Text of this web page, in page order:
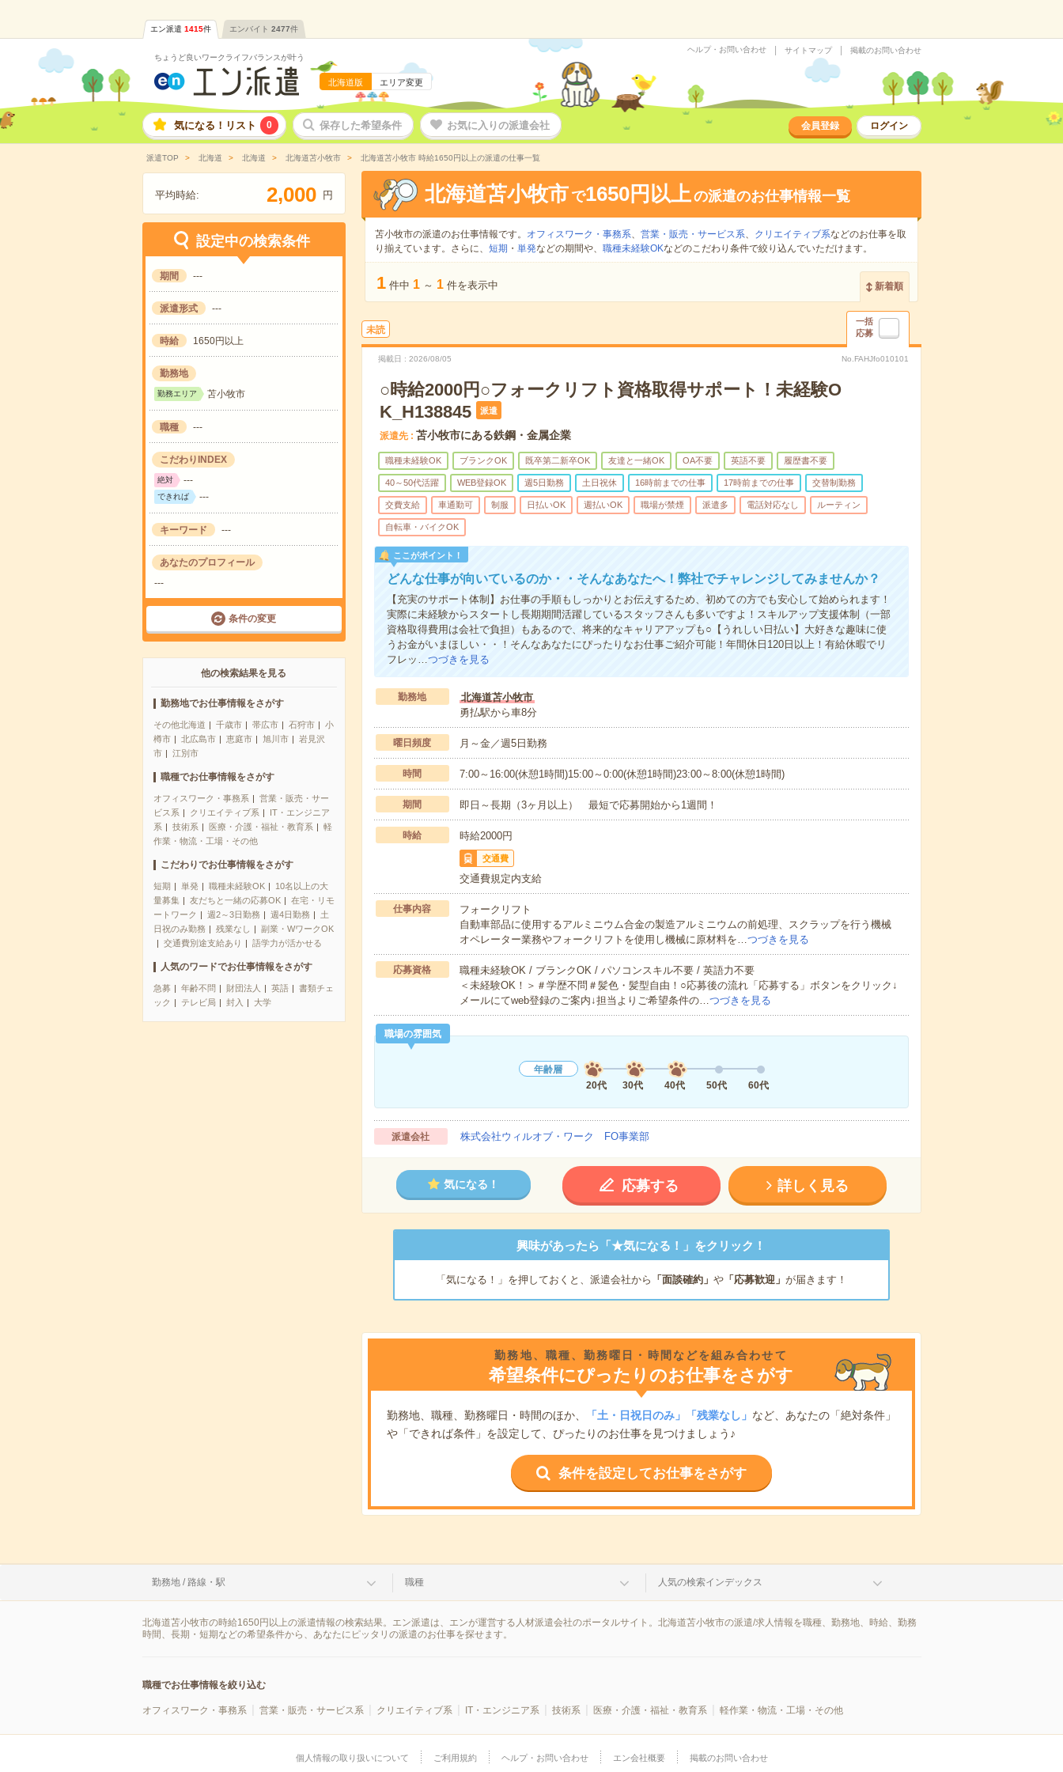
エン派遣 1415件 エンバイト 2477件
ちょうど良いワークライフバランスが叶う
北海道版 エリア変更
ヘルプ・お問い合わせ サイトマップ 掲載のお問い合わせ
気になる！リスト 0 保存した希望条件 お気に入りの派遣会社 会員登録 ログイン
派遣TOP 北海道 北海道 北海道苫小牧市 北海道苫小牧市 時給1650円以上の派遣の仕事一覧
平均時給: 2,000 円
設定中の検索条件
期間 ---
派遣形式 ---
時給 1650円以上
勤務地
勤務エリア 苫小牧市
職種 ---
こだわりINDEX
絶対 ---
できれば ---
キーワード ---
あなたのプロフィール
---
条件の変更
他の検索結果を見る
勤務地でお仕事情報をさがす
その他北海道 千歳市 帯広市 石狩市
小
樽市
北広島市 恵庭市 旭川市
岩見沢
市
江別市
職種でお仕事情報をさがす
オフィスワーク・事務系
営業・販売・サー
ビス系
クリエイティブ系
IT・エンジニア
系
技術系 医療・介護・福祉・教育系
軽
作業・物流・工場・その他
こだわりでお仕事情報をさがす
短期 単発 職種未経験OK
10名以上の大
量募集
友だちと一緒の応募OK
在宅・リモ
ートワーク
週2～3日勤務 週4日勤務
土
日祝のみ勤務
残業なし
副業・WワークOK
交通費別途支給あり
語学力が活かせる
人気のワードでお仕事情報をさがす
急募 年齢不問 財団法人 英語
書類チェ
ック
テレビ局 封入 大学
北海道苫小牧市 で1650円以上の派遣のお仕事情報一覧
苫小牧市の派遣のお仕事情報です。 オフィスワーク・事務系、 営業・販売・サービス系、 クリエイティブ系などのお仕事を取
り揃えています。さらに、 短期 ・ 単発などの期間や、 職種未経験OKなどのこだわり条件で絞り込んでいただけます。
1 件中 1 ～ 1 件を表示中 新着順
未読
一括
応募
掲載日 2026/08/05 No.FAHJfo010101
○時給2000円○フォークリフト資格取得サポート！未経験O
K_H138845
派遣
派遣先 苫小牧市にある鉄鋼・金属企業
職種未経験OK ブランクOK 既卒第二新卒OK 友達と一緒OK OA不要 英語不要 履歴書不要
40～50代活躍 WEB登録OK 週5日勤務 土日祝休 16時前までの仕事 17時前までの仕事 交替制勤務
交費支給 車通勤可 制服 日払いOK 週払いOK 職場が禁煙 派遣多 電話対応なし ルーティン
自転車・バイクOK
ここがポイント！
どんな仕事が向いているのか・・そんなあなたへ！弊社でチャレンジしてみませんか？
【充実のサポート体制】お仕事の手順もしっかりとお伝えするため、初めての方でも安心して始められます！
実際に未経験からスタートし長期期間活躍しているスタッフさんも多いですよ！スキルアップ支援体制（一部
資格取得費用は会社で負担）もあるので、将来的なキャリアアップも○【うれしい日払い】大好きな趣味に使
うお金がいまほしい・・！そんなあなたにぴったりなお仕事ご紹介可能！年間休日120日以上！有給休暇でリ
フレッ…つづきを見る
勤務地
北海道苫小牧市
勇払駅から車8分
曜日頻度 月～金／週5日勤務
時間 7:00～16:00(休憩1時間)15:00～0:00(休憩1時間)23:00～8:00(休憩1時間)
期間 即日～長期（3ヶ月以上） 最短で応募開始から1週間！
時給 時給2000円
交通費
交通費規定内支給
仕事内容
フォークリフト
自動車部品に使用するアルミニウム合金の製造アルミニウムの前処理、スクラップを行う機械
オペレーター業務やフォークリフトを使用し機械に原材料を…つづきを見る
応募資格
職種未経験OK / ブランクOK / パソコンスキル不要 / 英語力不要
＜未経験OK！＞＃学歴不問＃髪色・髪型自由！○応募後の流れ「応募する」ボタンをクリック↓
メールにてweb登録のご案内↓担当よりご希望条件の…つづきを見る
職場の雰囲気
年齢層
20代
30代 40代 50代 60代
派遣会社 株式会社ウィルオブ・ワーク FO事業部
気になる！ 応募する 詳しく見る
興味があったら「★気になる！」をクリック！
「気になる！」を押しておくと、派遣会社から 「面談確約」 や「応募歓迎」 が届きます！
勤務地、職種、勤務曜日・時間などを組み合わせて
希望条件にぴったりのお仕事をさがす
勤務地、職種、勤務曜日・時間のほか、 「土・日祝日のみ」「残業なし」 など、あなたの「絶対条件」
や「できれば条件」を設定して、ぴったりのお仕事を見つけましょう♪
条件を設定してお仕事をさがす
勤務地 / 路線・駅 職種 人気の検索インデックス
北海道苫小牧市の時給1650円以上の派遣情報の検索結果。エン派遣は、エンが運営する人材派遣会社のポータルサイト。北海道苫小牧市の派遣/求人情報を職種、勤務地、時給、勤務
時間、長期・短期などの希望条件から、あなたにピッタリの派遣のお仕事を探せます。
職種でお仕事情報を絞り込む
オフィスワーク・事務系 営業・販売・サービス系 クリエイティブ系 IT・エンジニア系 技術系 医療・介護・福祉・教育系 軽作業・物流・工場・その他
個人情報の取り扱いについて ご利用規約 ヘルプ・お問い合わせ エン会社概要 掲載のお問い合わせ